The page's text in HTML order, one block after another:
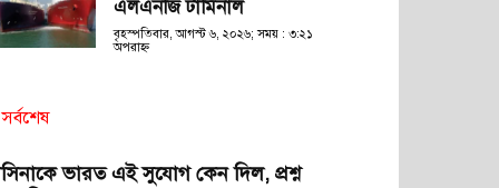
এলএনজি টার্মিনাল
বৃহস্পতিবার, আগস্ট ৬, ২০২৬; সময় : ৩:২১
অপরাহ্ণ
সর্বশেষ
ভারত এই সুযোগ কেন দিল, প্রশ্ন